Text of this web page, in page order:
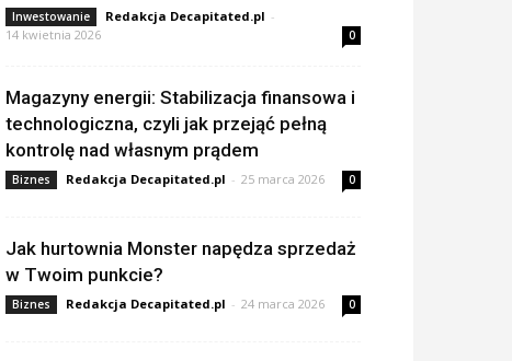
Inwestowanie Redakcja Decapitated.pl -
14 kwietnia 2026
0
Magazyny energii: Stabilizacja finansowa i
technologiczna, czyli jak przejąć pełną
kontrolę nad własnym prądem
Biznes Redakcja Decapitated.pl - 25 marca 2026 0
Jak hurtownia Monster napędza sprzedaż
w Twoim punkcie?
Biznes Redakcja Decapitated.pl - 24 marca 2026 0